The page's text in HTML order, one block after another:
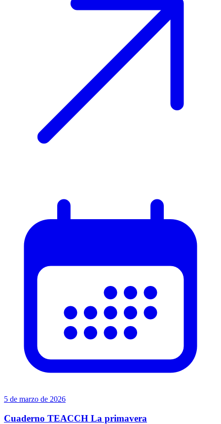
5 de marzo de 2026
Cuaderno TEACCH La primavera